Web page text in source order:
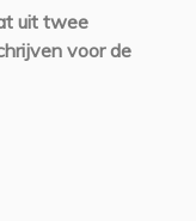
uit twee
voor de